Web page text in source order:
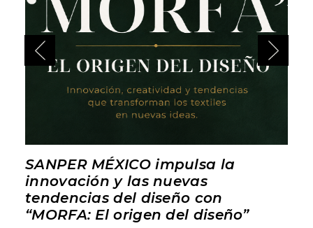
SANPER MÉXICO impulsa la
innovación y las nuevas
tendencias del diseño con
“MORFA: El origen del diseño”